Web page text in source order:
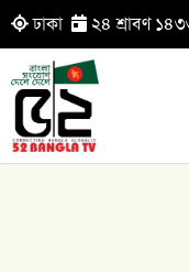
ঢাকা ২৪ শ্রাবণ